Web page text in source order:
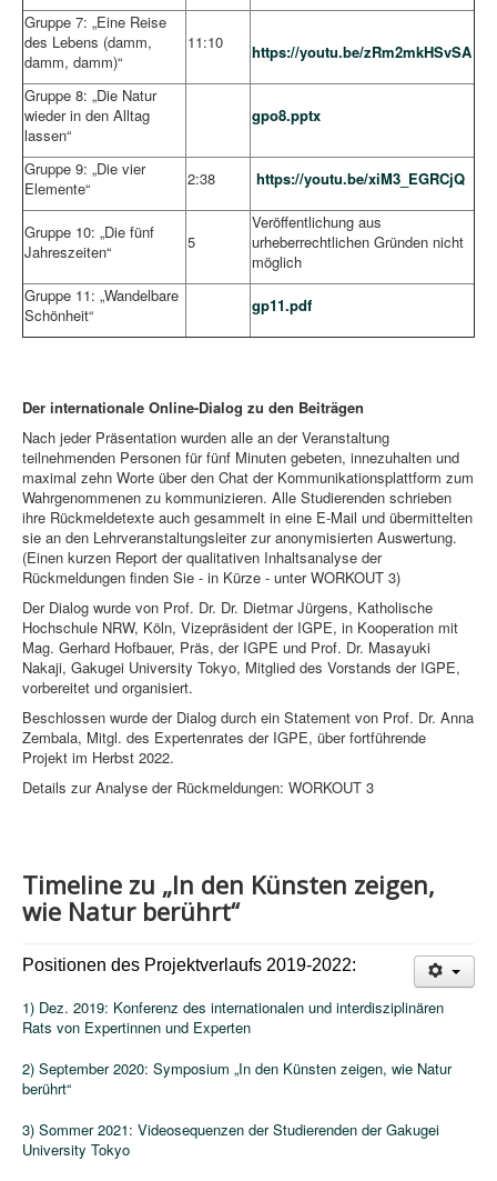
Gruppe 7: „Eine Reise
des Lebens (damm,
damm, damm)“
11:10 https://youtu.be/zRm2mkHSvSA
Gruppe 8: „Die Natur
wieder in den Alltag
lassen“
gpo8.pptx
Gruppe 9: „Die vier
Elemente“
2:38 https://youtu.be/xiM3_EGRCjQ
Gruppe 10: „Die fünf
Jahreszeiten“
5
Veröffentlichung aus
urheberrechtlichen Gründen nicht
möglich
Gruppe 11: „Wandelbare
Schönheit“
gp11.pdf
Der internationale Online-Dialog zu den Beiträgen
Nach jeder Präsentation wurden alle an der Veranstaltung
teilnehmenden Personen für fünf Minuten gebeten, innezuhalten und
maximal zehn Worte über den Chat der Kommunikationsplattform zum
Wahrgenommenen zu kommunizieren. Alle Studierenden schrieben
ihre Rückmeldetexte auch gesammelt in eine E-Mail und übermittelten
sie an den Lehrveranstaltungsleiter zur anonymisierten Auswertung.
(Einen kurzen Report der qualitativen Inhaltsanalyse der
Rückmeldungen finden Sie - in Kürze - unter WORKOUT 3)
Der Dialog wurde von Prof. Dr. Dr. Dietmar Jürgens, Katholische
Hochschule NRW, Köln, Vizepräsident der IGPE, in Kooperation mit
Mag. Gerhard Hofbauer, Präs, der IGPE und Prof. Dr. Masayuki
Nakaji, Gakugei University Tokyo, Mitglied des Vorstands der IGPE,
vorbereitet und organisiert.
Beschlossen wurde der Dialog durch ein Statement von Prof. Dr. Anna
Zembala, Mitgl. des Expertenrates der IGPE, über fortführende
Projekt im Herbst 2022.
Details zur Analyse der Rückmeldungen: WORKOUT 3
Timeline zu „In den Künsten zeigen,
wie Natur berührt“
Positionen des Projektverlaufs 2019-2022:
1) Dez. 2019: Konferenz des internationalen und interdisziplinären
Rats von Expertinnen und Experten
2) September 2020: Symposium „In den Künsten zeigen, wie Natur
berührt“
3) Sommer 2021: Videosequenzen der Studierenden der Gakugei
University Tokyo